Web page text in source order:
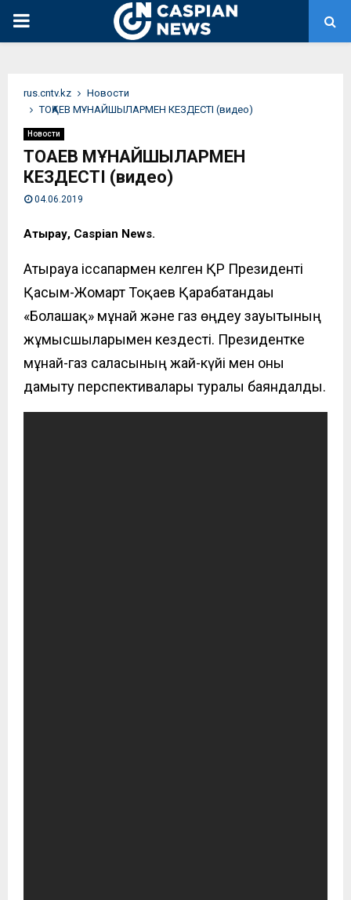
PRIMARY
rus.cntv.kz
Новости
ТОҚАЕВ МҰНАЙШЫЛАРМЕН КЕЗДЕСТІ (видео)
Новости
ТОҚАЕВ МҰНАЙШЫЛАРМЕН
КЕЗДЕСТІ (видео)
04.06.2019
Атырау, Caspian News.
Атырауға іссапармен келген ҚР Президенті
Қасым-Жомарт Тоқаев Қарабатандағы
«Болашақ» мұнай және газ өңдеу зауытының
жұмысшыларымен кездесті. Президентке
мұнай-газ саласының жай-күйі мен оны
дамыту перспективалары туралы баяндалды.